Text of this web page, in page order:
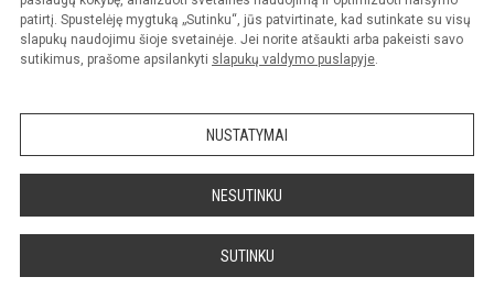
patirtį. Spustelėję mygtuką „Sutinku“, jūs patvirtinate, kad sutinkate su visų
slapukų naudojimu šioje svetainėje. Jei norite atšaukti arba pakeisti savo
sutikimus, prašome apsilankyti slapukų valdymo puslapyje.
NUSTATYMAI
NESUTINKU
SUTINKU
Prieinamumo paraiška Slapukų valdymas
Sumanus būdas atnaujinti